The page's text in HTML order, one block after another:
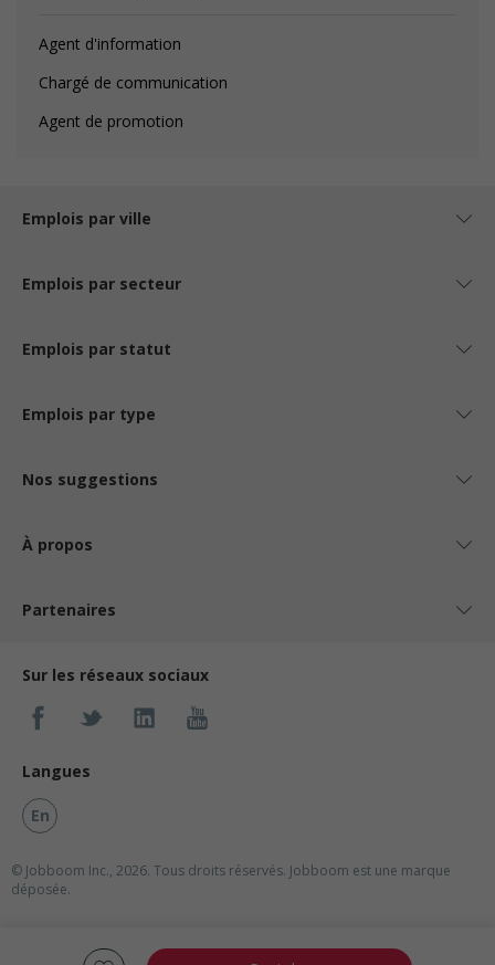
Agent d'information
Chargé de communication
Agent de promotion
Emplois par ville
Emplois par secteur
Emplois par statut
Emplois par type
Nos suggestions
À propos
Partenaires
Sur les réseaux sociaux
Langues
En
© Jobboom Inc., 2026. Tous droits réservés. Jobboom est une marque
déposée.